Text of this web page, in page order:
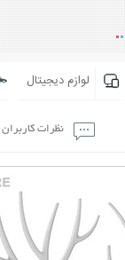
لوازم دیجیتال
نظرات کاربران